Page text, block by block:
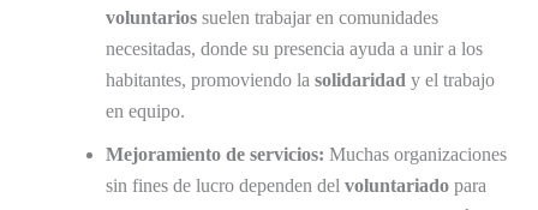
voluntarios suelen trabajar en comunidades
necesitadas, donde su presencia ayuda a unir a los
habitantes, promoviendo la solidaridad y el trabajo
en equipo.
Mejoramiento de servicios: Muchas organizaciones
sin fines de lucro dependen del voluntariado para